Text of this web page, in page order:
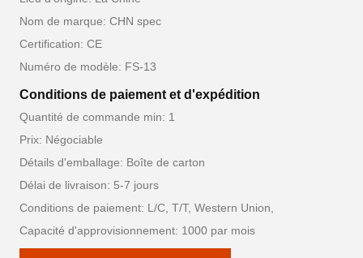
Nom de marque: CHN spec
Certification: CE
Numéro de modèle: FS-13
Conditions de paiement et d'expédition
Quantité de commande min: 1
Prix: Négociable
Détails d'emballage: Boîte de carton
Délai de livraison: 5-7 jours
Conditions de paiement: L/C, T/T, Western Union,
Capacité d'approvisionnement: 1000 par mois